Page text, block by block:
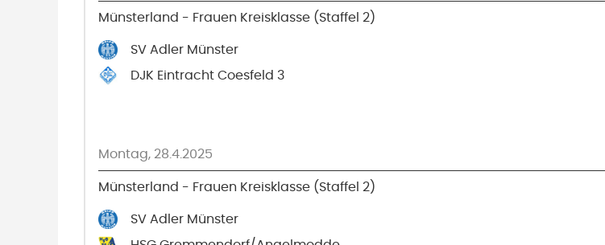
Münsterland - Frauen Kreisklasse (Staffel 2)
SV Adler Münster
DJK Eintracht Coesfeld 3
Montag, 28.4.2025
Münsterland - Frauen Kreisklasse (Staffel 2)
SV Adler Münster